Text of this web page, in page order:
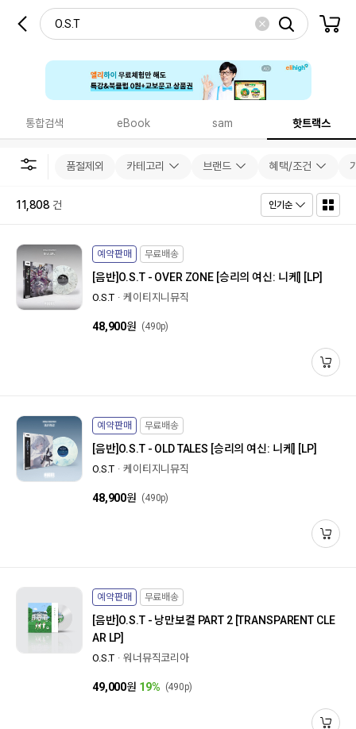
통합검색 eBook sam 핫트랙스
품절제외 카테고리 브랜드 혜택/조건
11,808 건 인기순
예약판매 무료배송
[음반]O.S.T - OVER ZONE [승리의 여신: 니케] [LP]
O.S.T 케이티지니뮤직
48,900원 (490p)
예약판매 무료배송
[음반]O.S.T - OLD TALES [승리의 여신: 니케] [LP]
O.S.T 케이티지니뮤직
48,900원 (490p)
예약판매 무료배송
[음반]O.S.T - 낭만보컬 PART 2 [TRANSPARENT CLE
AR LP]
O.S.T 워너뮤직코리아
49,000원 19% (490p)